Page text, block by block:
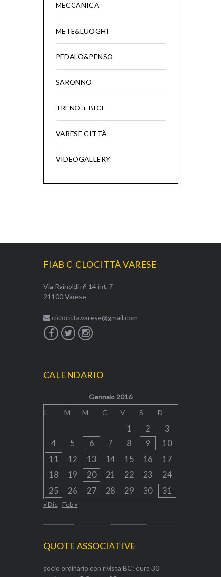
MECCANICA
METE&LUOGHI
PEDALO&PENSO
SARONNO
TRENO + BICI
VARESE CITTÀ
VIDEOGALLERY
FIAB CICLOCITTÀ VARESE
Via Rainoldi n° 14 int. 7
21100 Varese
ciclocitta.varese@gmail.com
CALENDARIO
Gennaio 2016
L
M M G V S D
1 2
3
4
5 6 7 8 9
10
11
12 13 14 15 16
17
18
19 20 21 22 23
24
25
26 27 28 29 30 31
« Dic Feb »
QUOTE ASSOCIATIVE
socio ordinario con rivista BC: euro 30